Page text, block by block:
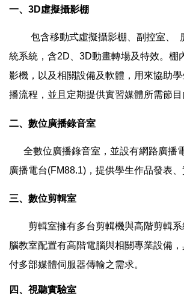
一、3D虛擬攝影棚
包含移動式虛擬攝影棚、副控室、
統系統，含2D、3D動畫轉場及特效。棚
影機，以及相關設備及軟體，用來協助
播流程，並且定期提供實習媒體所需節目
二、數位廣播錄音室
全數位廣播錄音室，並設有網路廣播
廣播電台(FM88.1)，提供學生作品發表、
三、數位剪輯室
剪輯室擁有多台剪輯機與高階剪輯系
腦教室配置有高階電腦與相關專業設備
付多部媒體伺服器傳輸之需求。
四、視聽實驗室